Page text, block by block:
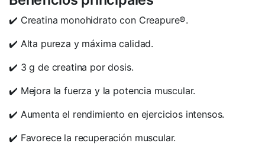
✔️ Creatina monohidrato con Creapure®.
✔️ Alta pureza y máxima calidad.
✔️ 3 g de creatina por dosis.
✔️ Mejora la fuerza y la potencia muscular.
✔️ Aumenta el rendimiento en ejercicios intensos.
✔️ Favorece la recuperación muscular.